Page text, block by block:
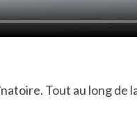
Tout au long de